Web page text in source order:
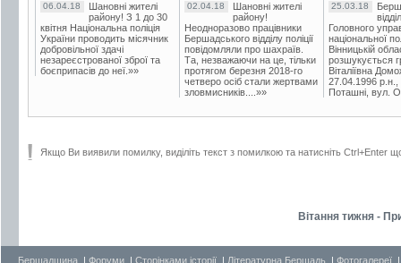
06.04.18
Шановні жителі
району! З 1 до 30
квітня Національна поліція
України проводить місячник
добровільної здачі
незареєстрованої зброї та
боєприпасів до неї.»»
02.04.18
Шановні жителі
району!
Неодноразово працівники
Бершадського відділу поліції
повідомляли про шахраїв.
Та, незважаючи на це, тільки
протягом березня 2018-го
четверо осіб стали жертвами
зловмисників....»»
25.03.18
Головного
національної
Вінницькій
розшукується
Віталіївна
27.04.1996 р.н.,
Поташні, вул.
Якщо Ви виявили помилку, виділіть текст з помилкою та натисніть Ctrl+Enter
Вітання тижня -
Бершадщина | Форуми | Сторінками історії | Літературна Бершадь | Фотогалереї